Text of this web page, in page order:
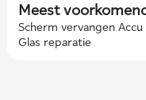
Meest
Scherm vervangen
Glas reparatie